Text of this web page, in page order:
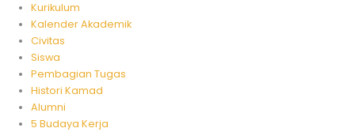
Kurikulum
Kalender Akademik
Civitas
Siswa
Pembagian Tugas
Histori Kamad
Alumni
5 Budaya Kerja